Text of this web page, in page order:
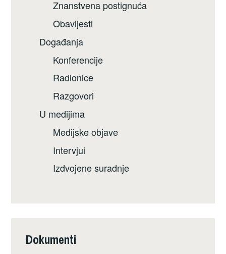
Znanstvena postignuća
Obavijesti
Događanja
Konferencije
Radionice
Razgovori
U medijima
Medijske objave
Intervjui
Izdvojene suradnje
Dokumenti